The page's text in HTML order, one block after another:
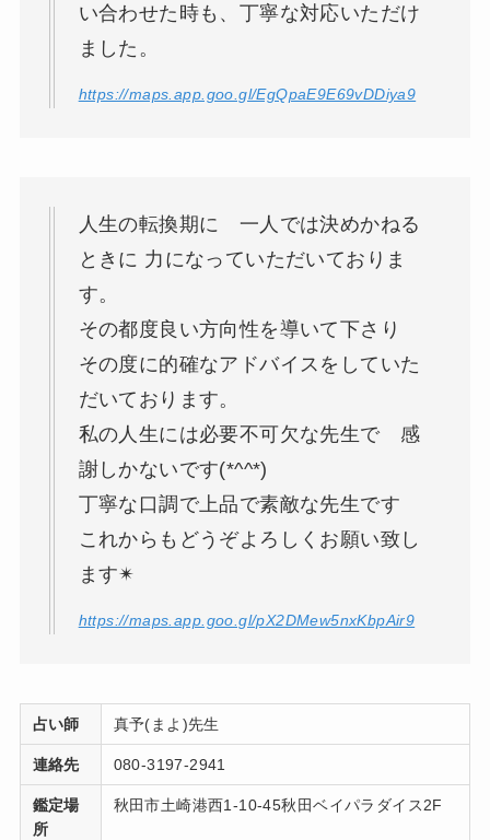
い合わせた時も、丁寧な対応いただけ
ました。
https://maps.app.goo.gl/EgQpaE9E69vDDiya9
人生の転換期に 一人では決めかねる
ときに 力になっていただいておりま
す。
その都度良い方向性を導いて下さり
その度に的確なアドバイスをしていた
だいております。
私の人生には必要不可欠な先生で 感
謝しかないです(*^^*)
丁寧な口調で上品で素敵な先生です
これからもどうぞよろしくお願い致し
ます✴
https://maps.app.goo.gl/pX2DMew5nxKbpAir9
占い師 真予(まよ)先生
連絡先 080-3197-2941
鑑定場
所
秋田市土崎港西1-10-45秋田ベイパラダイス2F